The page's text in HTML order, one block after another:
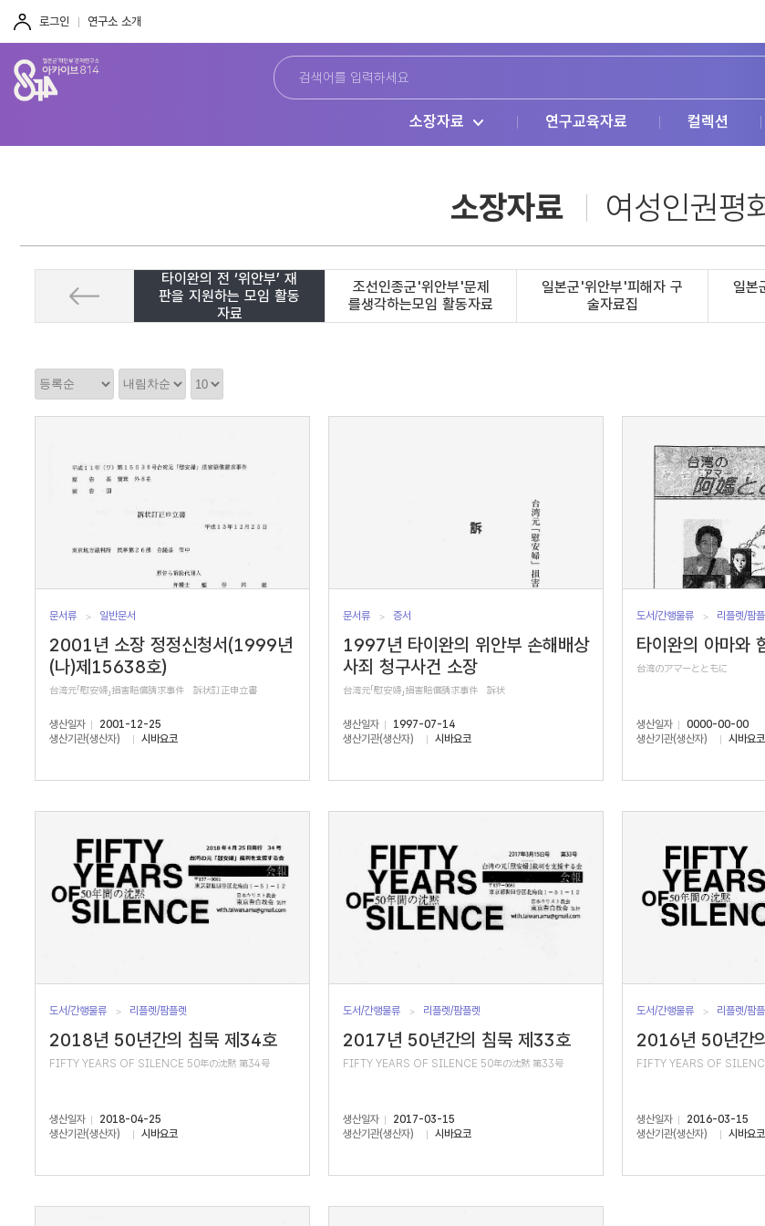
로그인 연구소 소개
소장자료 연구교육자료 컬렉션
소장자료 여성인권평
타이완의 전 ‘위안부’ 재
판을 지원하는 모임 활동
자료
조선인종군'위안부'문제
를생각하는모임 활동자료
일본군'위안부'피해자 구
술자료집
일본
정
렬
정
렬
순
서
정
렬
갯
수
문서류 일반문서
2001년 소장 정정신청서(1999년
(나)제15638호)
台湾元「慰安婦」損害賠償請求事件 訴状訂正申立書
생산일자
2001-12-25
생산기관(생산자)
시바요코
문서류 증서
1997년 타이완의 위안부 손해배상
사죄 청구사건 소장
台湾元「慰安婦」損害賠償請求事件 訴状
생산일자
1997-07-14
생산기관(생산자)
시바요코
도서/간행물류 리플렛/팜
타이완의 아마와
台湾のアマーとともに
생산일자
0000-00-00
생산기관(생산자)
시바요코
도서/간행물류 리플렛/팜플렛
2018년 50년간의 침묵 제34호
FIFTY YEARS OF SILENCE 50年の沈黙 第34号
생산일자
2018-04-25
생산기관(생산자)
시바요코
도서/간행물류 리플렛/팜플렛
2017년 50년간의 침묵 제33호
FIFTY YEARS OF SILENCE 50年の沈黙 第33号
생산일자
2017-03-15
생산기관(생산자)
시바요코
도서/간행물류 리플렛/팜
2016년 50년간
FIFTY YEARS OF
생산일자
2016-03-15
생산기관(생산자)
시바요코